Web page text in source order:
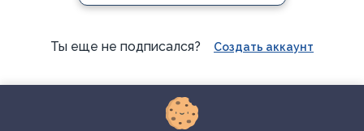
Ты еще не подписался? Создать аккаунт